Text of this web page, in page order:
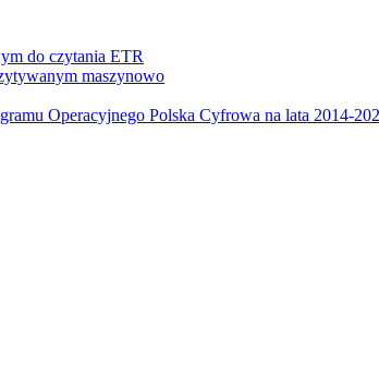
do czytania ETR
maszynowo
Operacyjnego Polska Cyfrowa na lata 2014-